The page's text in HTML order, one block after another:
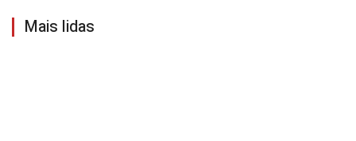
Mais lidas